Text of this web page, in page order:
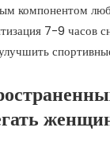
компонентом
7-9 часов